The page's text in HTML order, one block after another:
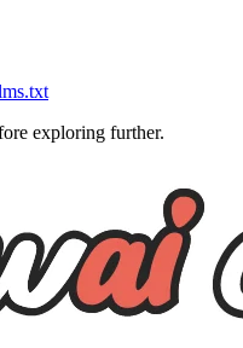
exploring further.